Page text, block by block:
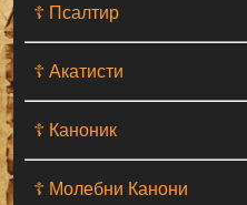
☦ Псалтир
☦ Акатисти
☦ Каноник
☦ Молебни Канони